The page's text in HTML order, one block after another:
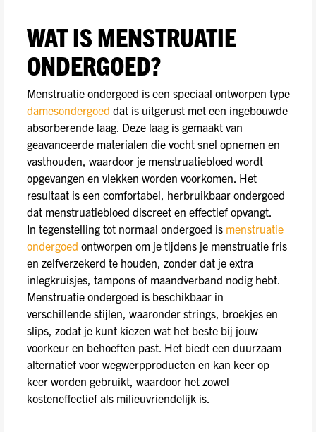
WAT IS MENSTRUATIE
ONDERGOED?
Menstruatie ondergoed is een speciaal ontworpen type
damesondergoed dat is uitgerust met een ingebouwde
absorberende laag. Deze laag is gemaakt van
geavanceerde materialen die vocht snel opnemen en
vasthouden, waardoor je menstruatiebloed wordt
opgevangen en vlekken worden voorkomen. Het
resultaat is een comfortabel, herbruikbaar ondergoed
dat menstruatiebloed discreet en effectief opvangt.
In tegenstelling tot normaal ondergoed is menstruatie
ondergoed ontworpen om je tijdens je menstruatie fris
en zelfverzekerd te houden, zonder dat je extra
inlegkruisjes, tampons of maandverband nodig hebt.
Menstruatie ondergoed is beschikbaar in
verschillende stijlen, waaronder strings, broekjes en
slips, zodat je kunt kiezen wat het beste bij jouw
voorkeur en behoeften past. Het biedt een duurzaam
alternatief voor wegwerpproducten en kan keer op
keer worden gebruikt, waardoor het zowel
kosteneffectief als milieuvriendelijk is.